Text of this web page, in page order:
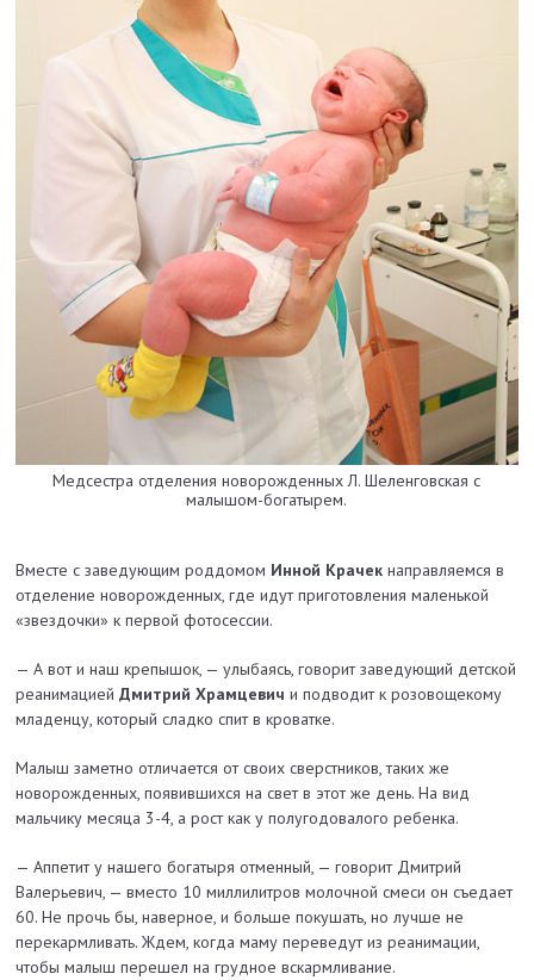
Медсестра отделения новорожденных Л. Шеленговская с
малышом-богатырем.
Вместе с заведующим роддомом Инной Крачек направляемся в
отделение новорожденных, где идут приготовления маленькой
«звездочки» к первой фотосессии.
— А вот и наш крепышок, — улыбаясь, говорит заведующий детской
реанимацией Дмитрий Храмцевич и подводит к розовощекому
младенцу, который сладко спит в кроватке.
Малыш заметно отличается от своих сверстников, таких же
новорожденных, появившихся на свет в этот же день. На вид
мальчику месяца 3-4, а рост как у полугодовалого ребенка.
— Аппетит у нашего богатыря отменный, — говорит Дмитрий
Валерьевич, — вместо 10 миллилитров молочной смеси он съедает
60. Не прочь бы, наверное, и больше покушать, но лучше не
перекармливать. Ждем, когда маму переведут из реанимации,
чтобы малыш перешел на грудное вскармливание.